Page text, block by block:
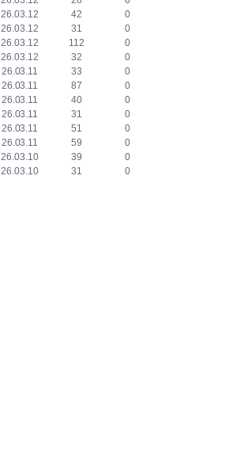
26.03.12 42
0
26.03.12 31
0
26.03.12 112
0
26.03.12 32
0
26.03.11 33
0
26.03.11 87
0
26.03.11 40
0
26.03.11 31
0
26.03.11 51
0
26.03.11 59
0
26.03.10 39
0
26.03.10 31 0